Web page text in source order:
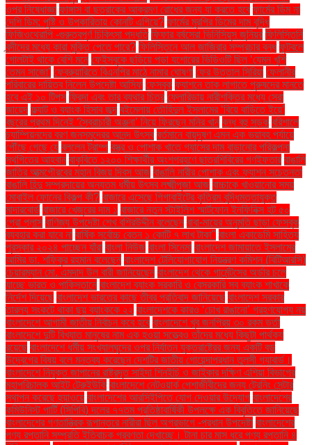
ওপর নিষেধাজ্ঞা ফাঙ্গাস বা ছত্রাকের আক্রমণ রোধের জন্য যা করতে হবে ফার্মের ডিম না
দেশি ডিম: পুষ্টি ও উপকারিতায় কোনটি এগিয়ে? ফার্মের মুরগির ডিমের দাম বৃদ্ধি
ফিজিওথেরাপি -গুরুত্বপূর্ণ চিকিৎসা পদ্ধতি ফিফার বর্ষসেরা ভিনিসিয়ুস জুনিয়র ফিলিস্তিনি
বন্দীদের মধ্যে কারা মুক্তি পেতে পারে? ফিলিস্তিনে আল জাজিরার সম্প্রচার বন্ধ ফুটবলে
গোলটাই থাকে বেশি মনে ফেইসবুকে ছড়িয়ে পড়া যশোরের ভিডিওটি ছিল ‘যেমন খুশি
তেমন সাজো’ ফেব্রুয়ারিতে বিএনপির মাঠে নামার ঘোষণা ফের উত্তাল সিরিয়া ফেলানীর
পরিবারের দায়িত্ব নিলেন উপদেষ্টা আসিফ ফেসবুক ফ্যাশনে তাক লাগাতে পুরুষদের মানতে
হবে এই ১০ টিপস ফ্রিদা এবং তার ব্যথার চিত্র ফ্লোরিডায় নারীশক্তির মধ্যে সেরা
জায়েদ ফ্ল্যাট ও ব্যাংক হিসাব জব্দ বইমেলায় তৌহিদুল ইসলামের ‘বিয়ে বাড়িতে ইয়ে’
বছরের প্রথম দিনেই ‘স্বৈরাচারী অঞ্জনা’ নিয়ে ফিরছেন মনির খান বন্ধ বহু সড়ক বরিশালে
চ্যাম্পিয়নদের বরণ জনসমুদ্রের আনন্দ উৎসব বর্তমানে বায়ুদূষণ এমন এক ভয়াবহ পর্যায়ে
পৌঁছে গেছে যে বললেন ট্রাম্প বস্ত্র ও পোশাক খাতে গ্যাসের দাম বাড়ানোর পরিকল্পনা
স্থগিতের আহ্বান বাকৃবিতে ১২০০ শিক্ষার্থীর অংশগ্রহণে ছাত্রশিবিরের গণইফতার বাঙালি
জাতির আত্মগৌরবের মহান বিজয় দিবস আজ বাঙালি নারীর পোশাক এবং ফ্যাশন সচেতনতা
বাঙালি হিন্দু সম্প্রদায়ের অন্যতম ধর্মীয় উৎসব লক্ষ্মীপূজা আজ বাচ্চাকে খাওয়ানোর সময়
মোবাইল ফোনের বিকল্প কী? বাজারে এসেছে গিগাবাইটের কৃত্রিম বুদ্ধিমত্তাযুক্ত
মাদারবোর্ড বাজারে খেজুরের দাম ১ বাজারে নতুন স্টাইলিশ স্মার্টফোন ইনফিনিক্স হট ৫০
প্রো প্লাস বাণিজ্য উপদেষ্টা শেখ বশিরউদ্দীন বলেছেন বাবা-মায়ের অনুমতি ছাড়া ফেসবুক
ব্যবহার করা যাবে না বার্ষিক সর্বোচ্চ বেতন ১ কোটি ৭ লাখ টাকা" বাংলা একাডেমি সাহিত্য
পুরস্কার ২০২৪ পাচ্ছেন যাঁরা বাংলা নিউজ বাংলা সিনেমা বাংলাদেশ জামায়াতে ইসলামের
আমির ডা. শফিকুর রহমান বলেছেন বাংলাদেশ টেলিযোগাযোগ নিয়ন্ত্রণ কমিশন (বিটিআরসি)
চেয়ারম্যান মো. এমদাদ উল বারী জানিয়েছেন বাংলাদেশ থেকে গার্মেন্টসের অর্ডার চলে
যাচ্ছে ভারত ও পাকিস্তানে বাংলাদেশ ব্যাংক সরকারি ও বেসরকারি সব ব্যাংক শাখাকে
নির্দেশ দিয়েছে বাংলাদেশ ভারতের কাছে তীব্র প্রতিবাদ জানিয়েছে বাংলাদেশ সরকার
তারল্য সংকটে থাকা ছয় ব্যাংককে ২২ বাংলাদেশকে কারও ‘চোখ রাঙানো’ গ্রহণযোগ্য নয়
বাংলাদেশে আগামী জাতীয় নির্বাচন কবে হবে বাংলাদেশে খুব জনপ্রিয় ৩০ রকম ভর্তা
বাংলাদেশে দুটি বিখ্যাত মানুষের নাম এক হওয়া সত্ত্বেও তাঁদের মধ্যে কিছুটা পার্থক্য
রয়েছে বাংলাদেশে ধর্মীয় সংখ্যালঘুদের ওপর নির্যাতন যুক্তরাষ্ট্রের জন্য একটি বড়
উদ্বেগের বিষয় বলে মন্তব্য করেছেন দেশটির জাতীয় গোয়েন্দাপ্রধান তুলসী গ্যাবার্ড।
বাংলাদেশে নিযুক্ত জাপানের রাষ্ট্রদূত সাইদা শিনইচি ও জাইকার দক্ষিণ এশিয়া বিভাগের
মহাপরিচালক আইট টেরুইউকি বাংলাদেশে নেটওয়ার্ক পেশাজীবীদের জন্য ট্রেনিং সেন্টার
স্থাপন করেছে হুয়াওয়ে বাংলাদেশের আরসিইপিতে যোগ দেওয়ার উদ্যোগ বাংলাদেশের
কমিউনিস্ট পার্টি (সিপিবি) দলের ৭৭তম প্রতিষ্ঠাবার্ষিকী উপলক্ষে এক বিবৃতিতে জানিয়েছে
বাংলাদেশের গণতান্ত্রিক রূপান্তরে নারীরা ছিল অগ্রভাগে -প্রধান উপদেষ্টা বাংলাদেশের
পণ্য রপ্তানি সম্প্রতি ইতিবাচক প্রবণতা দেখাচ্ছে। টানা চার মাস ধরে পণ্য রপ্তানি ৪